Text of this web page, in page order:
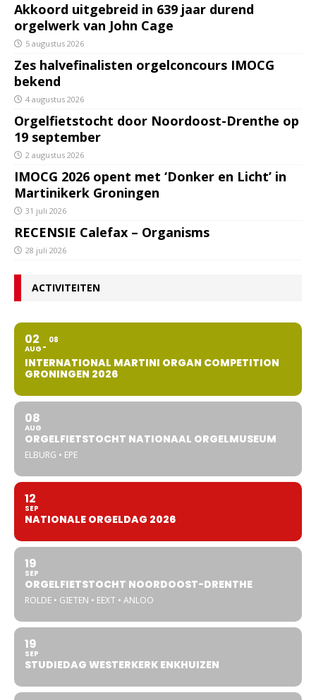
Akkoord uitgebreid in 639 jaar durend
orgelwerk van John Cage
5 augustus 2026
Zes halvefinalisten orgelconcours IMOCG
bekend
4 augustus 2026
Orgelfietstocht door Noordoost-Drenthe op
19 september
2 augustus 2026
IMOCG 2026 opent met ‘Donker en Licht’ in
Martinikerk Groningen
31 juli 2026
RECENSIE Calefax – Organisms
28 juli 2026
ACTIVITEITEN
02
AUG
08
INTERNATIONAL MARTINI ORGAN COMPETITION
GRONINGEN 2026
08
AUG
ORGELFIETSTOCHT NATIONAAL ORGELMUSEUM
ELBURG • EPE
12
SEP
NATIONALE ORGELDAG 2026
19
SEP
ORGELFIETSTOCHT NOORDOOST-DRENTHE
ROLDE • GIETEN • EEXT • ANLOO
19
SEP
STUDIEDAG WESTERKERK ENKHUIZEN